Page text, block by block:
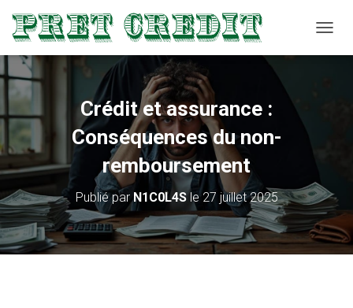
É
A
V
I
G
Crédit et assurance :
Conséquences du non-
remboursement
Publié parN1C0L4Sle27 juillet 2025